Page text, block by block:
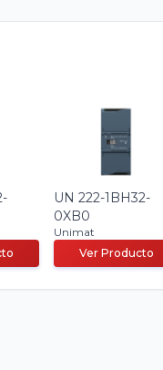
UN 222-1BH32-
0XB0
Unimat
Ver Producto